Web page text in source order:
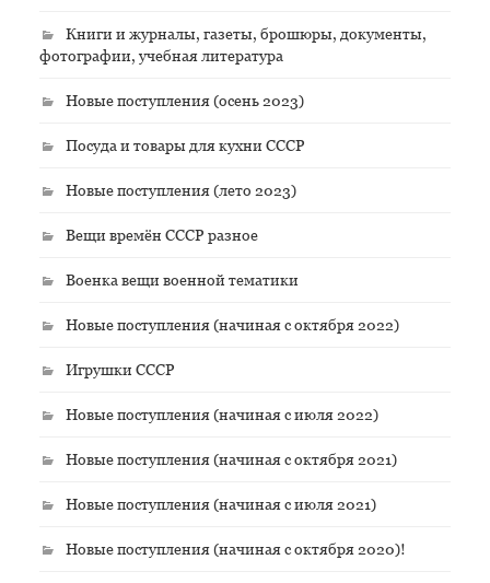
Книги и журналы, газеты, брошюры, документы,
фотографии, учебная литература
Новые поступления (осень 2023)
Посуда и товары для кухни СССР
Новые поступления (лето 2023)
Вещи времён СССР разное
Военка вещи военной тематики
Новые поступления (начиная с октября 2022)
Игрушки СССР
Новые поступления (начиная с июля 2022)
Новые поступления (начиная с октября 2021)
Новые поступления (начиная с июля 2021)
Новые поступления (начиная с октября 2020)!